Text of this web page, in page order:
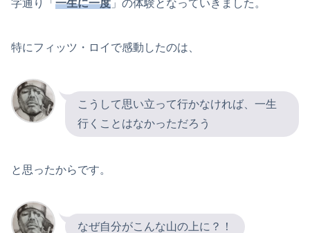
字通り「 一生に一度 」の体験となっていきました。
特にフィッツ・ロイで感動したのは、
こうして思い立って行かなければ、一生
行くことはなかっただろう
と思ったからです。
なぜ自分がこんな山の上に？！